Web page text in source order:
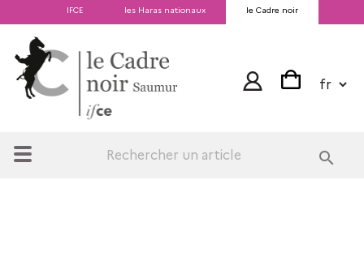
IFCE les Haras nationaux le Cadre noir
search